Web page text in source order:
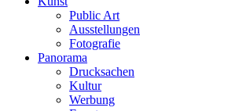
Public Art
Ausstellungen
Fotografie
Panorama
Drucksachen
Kultur
Werbung